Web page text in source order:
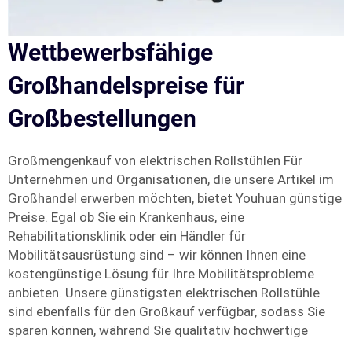
Wettbewerbsfähige
Großhandelspreise für
Großbestellungen
Großmengenkauf von elektrischen Rollstühlen Für
Unternehmen und Organisationen, die unsere Artikel im
Großhandel erwerben möchten, bietet Youhuan günstige
Preise. Egal ob Sie ein Krankenhaus, eine
Rehabilitationsklinik oder ein Händler für
Mobilitätsausrüstung sind – wir können Ihnen eine
kostengünstige Lösung für Ihre Mobilitätsprobleme
anbieten. Unsere günstigsten elektrischen Rollstühle
sind ebenfalls für den Großkauf verfügbar, sodass Sie
sparen können, während Sie qualitativ hochwertige